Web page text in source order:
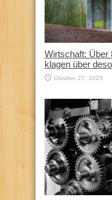
Wirtschaft: Über
klagen über
Oktober 27, 2025